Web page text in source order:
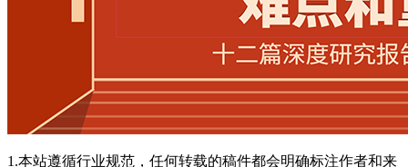
1.本站遵循行业规范，任何转载的稿件都会明确标注作者和来